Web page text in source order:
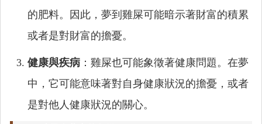
的肥料。因此，夢到雞屎可能暗示著財富的積累
或者是對財富的擔憂。
健康與疾病 ：雞屎也可能象徵著健康問題。在夢
中，它可能意味著對自身健康狀況的擔憂，或者
是對他人健康狀況的關心。